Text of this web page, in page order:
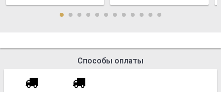
Способы оплаты